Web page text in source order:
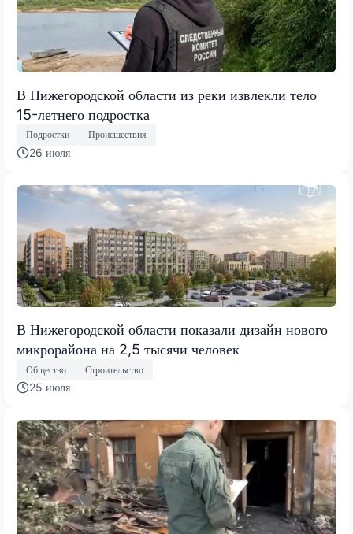
В Нижегородской области из реки извлекли тело
15-летнего подростка
Подростки Происшествия
26 июля
В Нижегородской области показали дизайн нового
микрорайона на 2,5 тысячи человек
Общество Строительство
25 июля